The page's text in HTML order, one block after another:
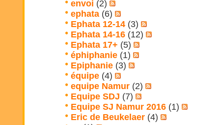
envoi (2)
ephata (6)
Ephata 12-14 (3)
Ephata 14-16 (12)
Ephata 17+ (5)
éphiphanie (1)
Epiphanie (3)
équipe (4)
equipe Namur (2)
Equipe SDJ (7)
Equipe SJ Namur 2016 (1)
Eric de Beukelaer (4)